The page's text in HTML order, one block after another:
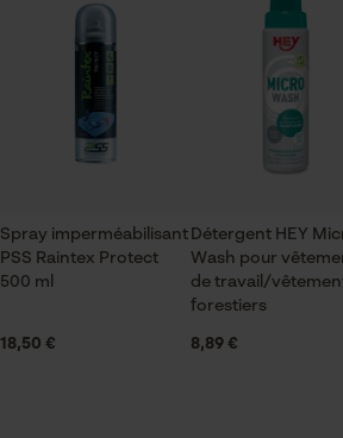
Spray imperméabilisant
PSS Raintex Protect
500 ml
18,50 €
Détergent HEY
Wash pour
de travail/
forestiers
8,89 €